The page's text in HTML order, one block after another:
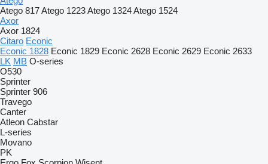
Atego 817Atego 1223Atego 1324Atego 1524
Axor
Axor 1824
Citaro Econic
Econic 1828 Econic 1829 Econic 2628 Econic 2629 Econic 2633
LK MB O-series
O530
Sprinter
Sprinter 906
Travego
Canter
Atleon Cabstar
L-series
Movano
PK